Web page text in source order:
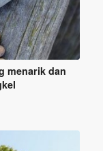
menarik dan